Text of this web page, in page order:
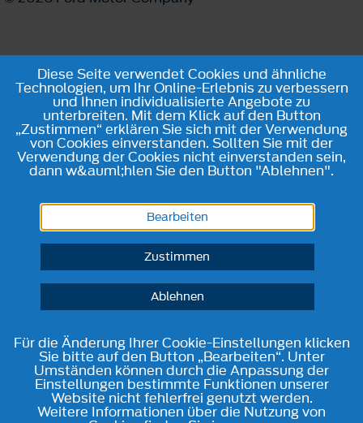
Diese Seite verwendet Cookies und ähnliche
Technologien, um Ihr Online-Erlebnis zu verbessern
und Ihnen individualisierte Angebote zu
unterbreiten. Mit dem Klick auf den Button
„Zustimmen“ erklären Sie sich mit der Verwendung
von Cookies einverstanden. Sollten Sie mit der
Verwendung der Cookies nicht einverstanden sein,
dann w&auml;hlen Sie den Button "Ablehnen".
Bearbeiten
Zustimmen
Ablehnen
Für die Änderung Ihrer Cookie-Einstellungen klicken
Sie bitte auf den Button „Bearbeiten“. Unter
Umständen können durch die Anpassung der
Einstellungen bestimmte Funktionen unserer
Website nicht fehlerfrei genutzt werden.
Weitere Informationen über die Nutzung von